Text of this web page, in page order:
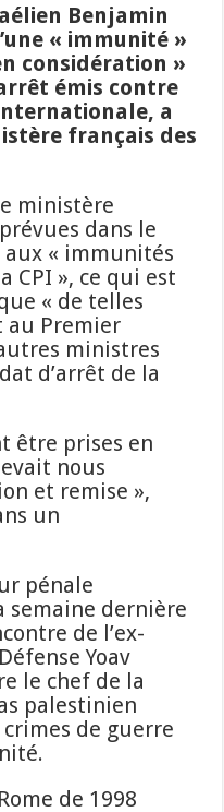
Benjamin
« immunité »
considération »
émis contre
a
français des
ministère
dans le
« immunités
CPI », ce qui est
« de telles
au Premier
ministres
d’arrêt de la
être prises en
nous
et remise »,
un
pénale
semaine dernière
de l’ex-
Yoav
le chef de la
palestinien
de guerre
de 1998